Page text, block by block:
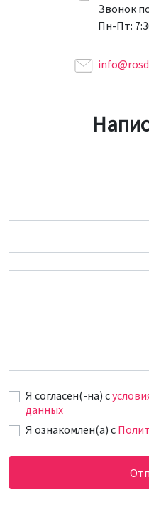
Звонок
Пн-Пт:
Я согласен(-на) c
данных
Я ознакомлен(а) с